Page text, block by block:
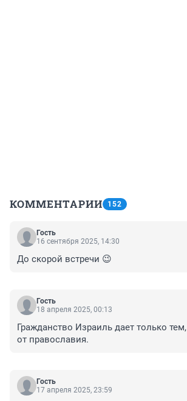
КОММЕНТАРИИ 152
Гость
16 сентября 2025, 14:30
До скорой встречи 😉
Гость
18 апреля 2025, 00:13
Гражданство Израиль дает только
от православия.
Гость
17 апреля 2025, 23:59